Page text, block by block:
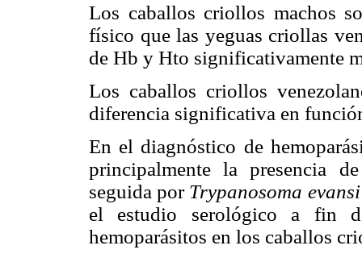
Los caballos criollos machos
físico que las yeguas criollas
de Hb y Hto significativamente
Los caballos criollos
diferencia significativa en
En el diagnóstico de
principalmente la presencia
seguida por Trypanosoma evansi
el estudio serológico a fin
hemoparásitos en los caballos